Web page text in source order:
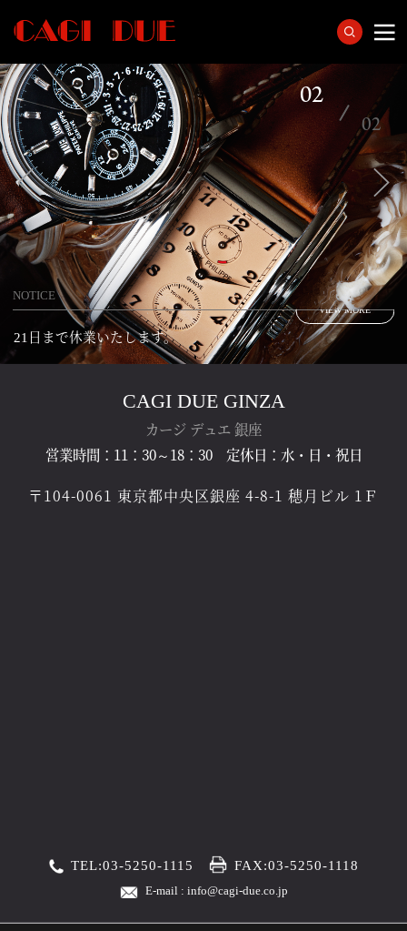
NOTICE
【 8月 営業カレンダー】 VIEW MORE
【夏期休業のお知らせ】8月9～16日、8月19～
21日まで休業いたします。
VIEW MORE
【 8月 営業カレンダー】
【夏期休業のお知らせ】8月9～16日、8月19～
21日まで休業いたします。
CAGI DUE GINZA
カージ デュエ 銀座
営業時間：11：30～18：30 定休日：水・日・祝日
〒104-0061 東京都中央区銀座 4-8-1 穂月ビル 1Ｆ
TEL:03-5250-1115 FAX:03-5250-1118
E-mail : info@cagi-due.co.jp